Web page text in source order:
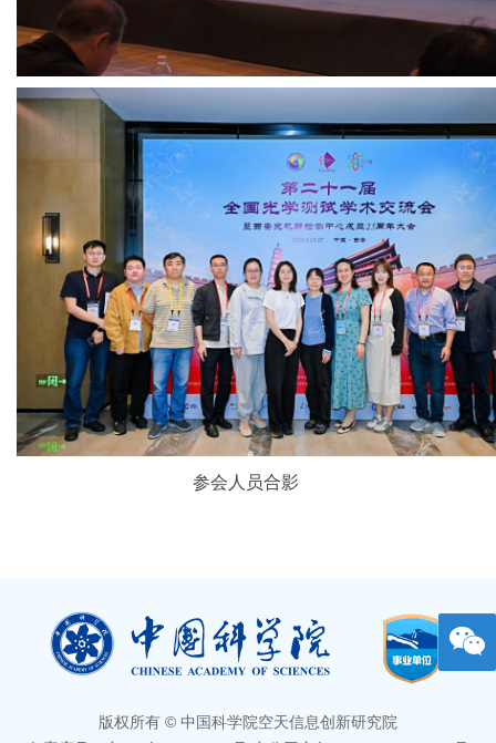
参会人员合影
版权所有 © 中国科学院空天信息创新研究院